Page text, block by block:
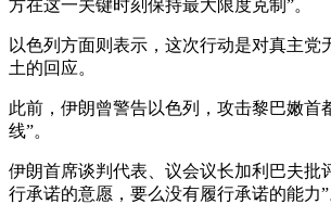
方在这一关键时刻保持最大限度克制”。
以色列方面则表示，这次行动是对真主党
土的回应。
此前，伊朗曾警告以色列，攻击黎巴嫩首
线”。
伊朗首席谈判代表、议会议长加利巴夫批
行承诺的意愿，要么没有履行承诺的能力